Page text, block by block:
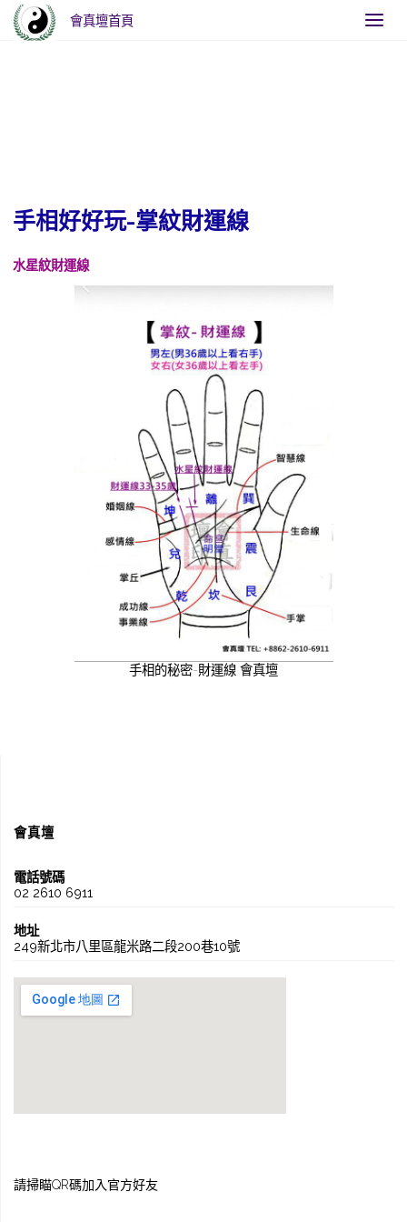
會真壇首頁
手相好好玩-掌紋財運線
水星紋財運線
手相的秘密-財運線 會真壇
會真壇
電話號碼
02 2610 6911
地址
249新北市八里區龍米路二段200巷10號
請掃瞄QR碼加入官方好友